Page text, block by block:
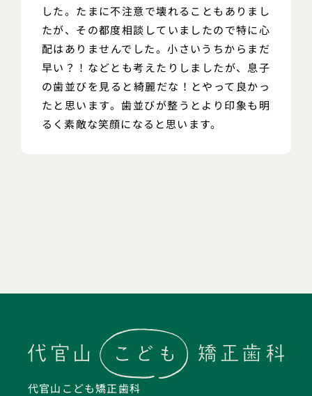
した。たまに不注意で壊れることもありまし
たが、その都度相談していましたので特に心
配はありませんでした。小さいうちからまだ
早い？！などとも考えたりしましたが、息子
の歯並びを見ると綺麗だな！とやって良かっ
たと思います。歯並びが整うとより印象も明
るく素敵な笑顔になると思います。
代官山こども矯正歯科